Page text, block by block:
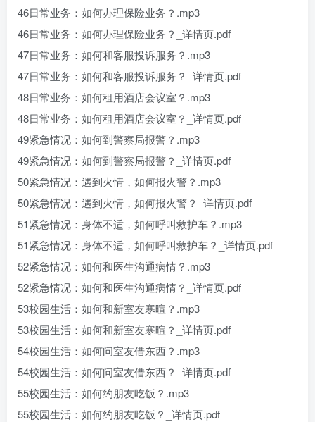
46日常业务：如何办理保险业务？.mp3
46日常业务：如何办理保险业务？_详情页.pdf
47日常业务：如何和客服投诉服务？.mp3
47日常业务：如何和客服投诉服务？_详情页.pdf
48日常业务：如何租用酒店会议室？.mp3
48日常业务：如何租用酒店会议室？_详情页.pdf
49紧急情况：如何到警察局报警？.mp3
49紧急情况：如何到警察局报警？_详情页.pdf
50紧急情况：遇到火情，如何报火警？.mp3
50紧急情况：遇到火情，如何报火警？_详情页.pdf
51紧急情况：身体不适，如何呼叫救护车？.mp3
51紧急情况：身体不适，如何呼叫救护车？_详情页.pdf
52紧急情况：如何和医生沟通病情？.mp3
52紧急情况：如何和医生沟通病情？_详情页.pdf
53校园生活：如何和新室友寒暄？.mp3
53校园生活：如何和新室友寒暄？_详情页.pdf
54校园生活：如何问室友借东西？.mp3
54校园生活：如何问室友借东西？_详情页.pdf
55校园生活：如何约朋友吃饭？.mp3
55校园生活：如何约朋友吃饭？_详情页.pdf